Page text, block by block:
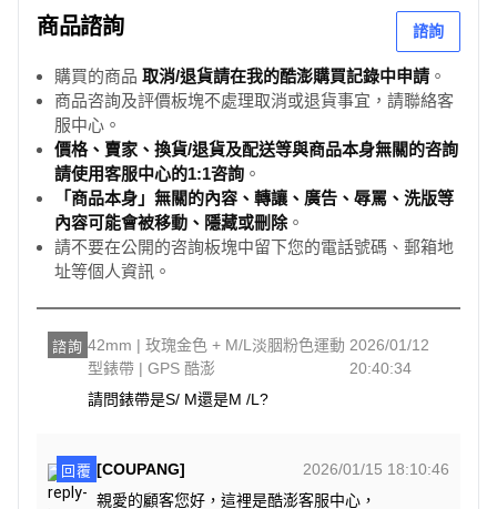
商品諮詢 諮詢
購買的商品 取消/退貨請在我的酷澎購買記錄中申請 。
商品咨詢及評價板塊不處理取消或退貨事宜，請聯絡客
服中心。
價格、賣家、換貨/退貨及配送等與商品本身無關的咨詢
請使用客服中心的1:1咨詢 。
「商品本身」無關的內容、轉讓、廣告、辱罵、洗版等
內容可能會被移動、隱藏或刪除。
請不要在公開的咨詢板塊中留下您的電話號碼、郵箱地
址等個人資訊。
諮詢 42mm | 玫瑰金色 + M/L淡胭粉色運動
型錶帶 | GPS 酷澎
2026/01/12
20:40:34
請問錶帶是S/ M還是M /L?
回覆 [COUPANG]
2026/01/15 18:10:46
親愛的顧客您好，這裡是酷澎客服中心，